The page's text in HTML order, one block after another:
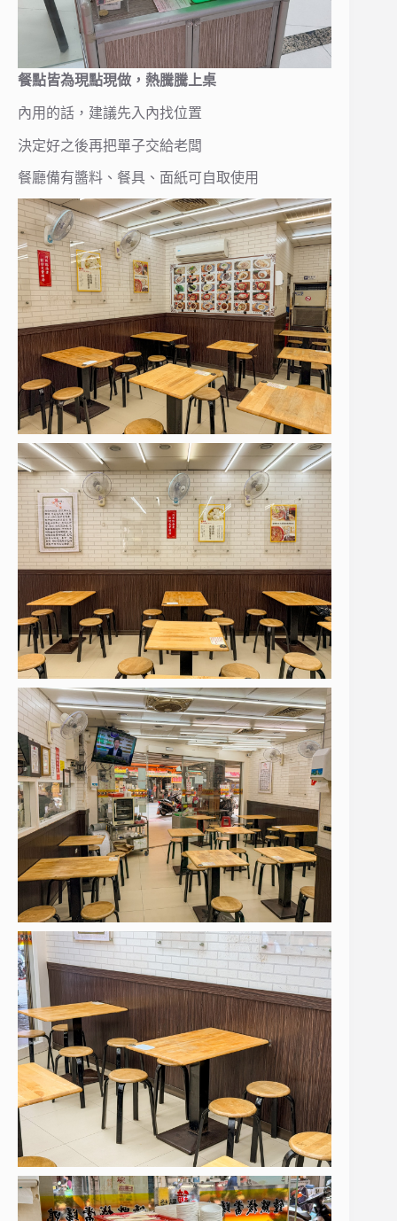
餐點皆為現點現做，熱騰騰上桌
內用的話，建議先入內找位置
決定好之後再把單子交給老闆
餐廳備有醬料、餐具、面紙可自取使用